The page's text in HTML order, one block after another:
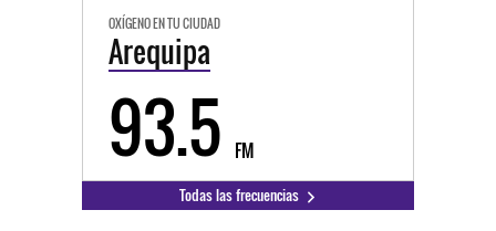
OXÍGENO EN TU CIUDAD
Arequipa
93.5 FM
Todas las frecuencias